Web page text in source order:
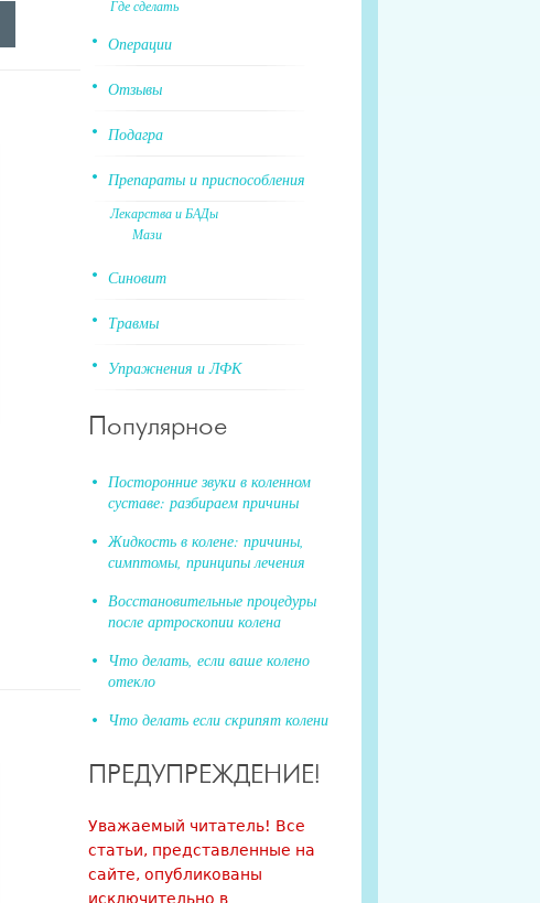
Где сделать
Операции
Отзывы
Подагра
Препараты и приспособления
Лекарства и БАДы
Мази
Синовит
Травмы
Упражнения и ЛФК
Популярное
Посторонние звуки в коленном
суставе: разбираем причины
Жидкость в колене: причины,
симптомы, принципы лечения
Восстановительные процедуры
после артроскопии колена
Что делать, если ваше колено
отекло
Что делать если скрипят колени
ПРЕДУПРЕЖДЕНИЕ!
Уважаемый читатель! Все
статьи, представленные на
сайте, опубликованы
исключительно в